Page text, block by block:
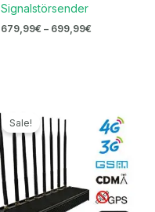
Signalstörsender
679,99€ – 699,99€
Sale!
Preis
war:
1.299,00€
Preis
ist:
669,99€.